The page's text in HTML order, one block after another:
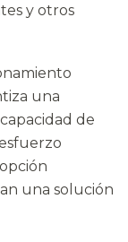
y otros
una
de
una solución